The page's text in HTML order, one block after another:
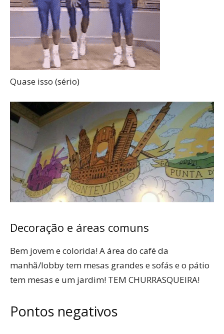
Quase isso (sério)
Decoração e áreas comuns
Bem jovem e colorida! A área do café da
manhã/lobby tem mesas grandes e sofás e o pátio
tem mesas e um jardim! TEM CHURRASQUEIRA!
Pontos negativos